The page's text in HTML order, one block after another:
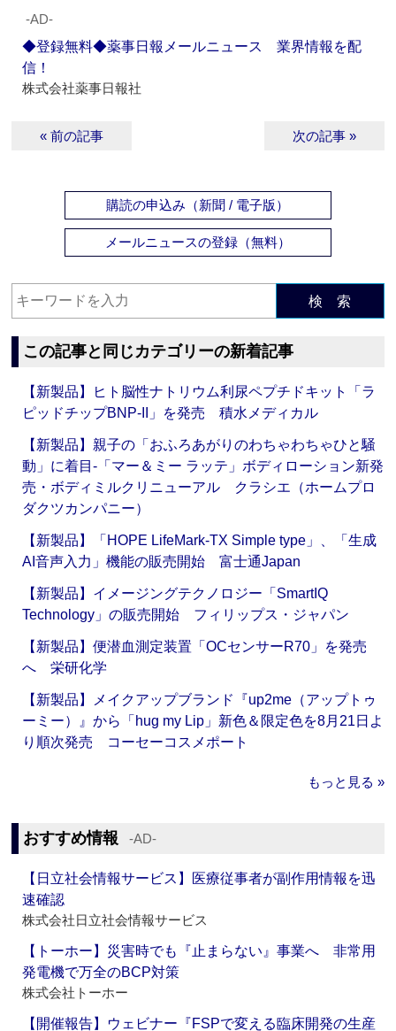
‐AD‐
◆登録無料◆薬事日報メールニュース 業界情報を配
信！
株式会社薬事日報社
« 前の記事 次の記事 »
購読の申込み（新聞 / 電子版）
メールニュースの登録（無料）
検 索
この記事と同じカテゴリーの新着記事
【新製品】ヒト脳性ナトリウム利尿ペプチドキット「ラ
ピッドチップBNP-II」を発売 積水メディカル
【新製品】親子の「おふろあがりのわちゃわちゃひと騒
動」に着目‐「マー＆ミー ラッテ」ボディローション新発
売・ボディミルクリニューアル クラシエ（ホームプロ
ダクツカンパニー）
【新製品】「HOPE LifeMark-TX Simple type」、「生成
AI音声入力」機能の販売開始 富士通Japan
【新製品】イメージングテクノロジー「SmartIQ
Technology」の販売開始 フィリップス・ジャパン
【新製品】便潜血測定装置「OCセンサーR70」を発売
へ 栄研化学
【新製品】メイクアップブランド『up2me（アップトゥ
ーミー）』から「hug my Lip」新色＆限定色を8月21日よ
り順次発売 コーセーコスメポート
もっと見る »
おすすめ情報 ‐AD‐
【日立社会情報サービス】医療従事者が副作用情報を迅
速確認
株式会社日立社会情報サービス
【トーホー】災害時でも『止まらない』事業へ 非常用
発電機で万全のBCP対策
株式会社トーホー
【開催報告】ウェビナー『FSPで変える臨床開発の生産